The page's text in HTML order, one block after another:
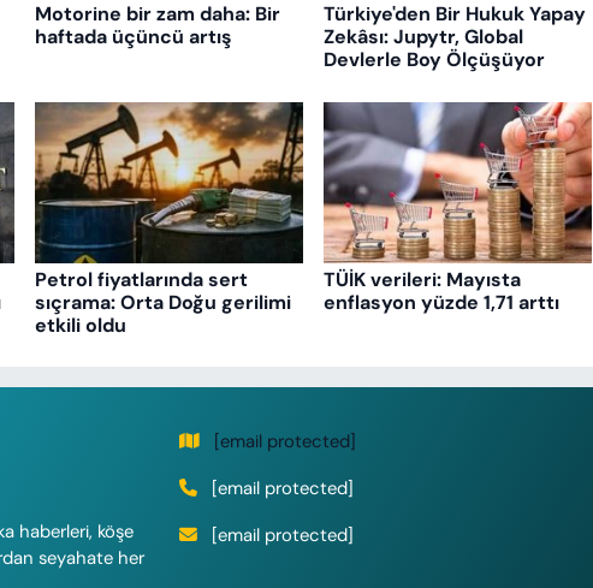
Motorine bir zam daha: Bir
haftada üçüncü artış
Türkiye'den Bir Hukuk Yapay
Zekâsı: Jupytr, Global
Devlerle Boy Ölçüşüyor
Petrol fiyatlarında sert
sıçrama: Orta Doğu gerilimi
etkili oldu
TÜİK verileri: Mayısta
enflasyon yüzde 1,71 arttı
haberleri, köşe
seyahate her
[email protected]
[email protected]
[email protected]